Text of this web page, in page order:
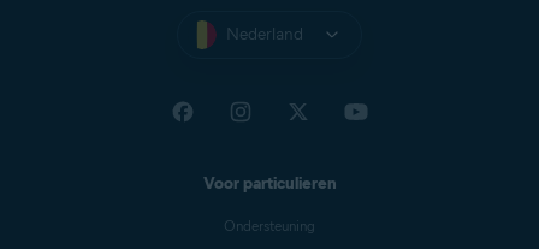
Nederland
Voor particulieren
Ondersteuning